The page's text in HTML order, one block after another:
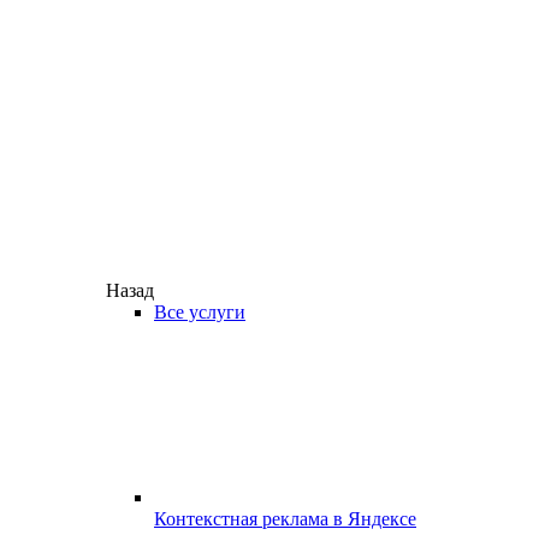
Назад
Все услуги
Контекстная реклама в Яндексе